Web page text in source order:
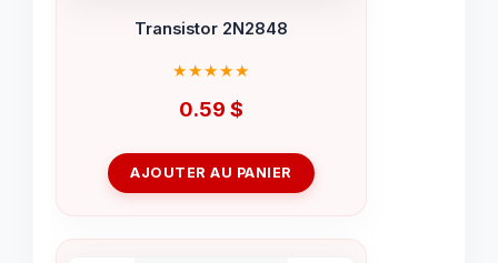
Transistor 2N2848
0.59 $
AJOUTER AU PANIER